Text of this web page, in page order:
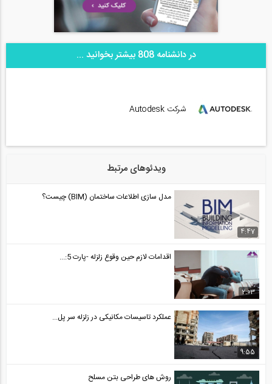
در دانشنامه 808 بیشتر بخوانید ...
شرکت Autodesk
ویدئوهای مرتبط
4:47
مدل سازی اطلاعات ساختمان (BIM) چیست؟
2:03
اقدامات لازم حین وقوع زلزله -پارت 5:...
9:55
عملکرد تاسیسات مکانیکی در زلزله سر پل...
روش های طراحی بتن مسلح